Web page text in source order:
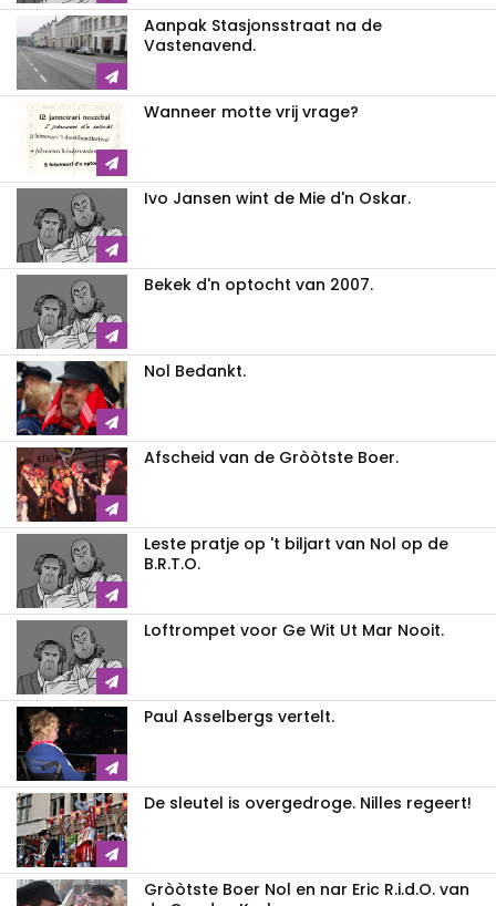
Aanpak Stasjonsstraat na de
Vastenavend.
Wanneer motte vrij vrage?
Ivo Jansen wint de Mie d'n Oskar.
Bekek d'n optocht van 2007.
Nol Bedankt.
Afscheid van de Gròòtste Boer.
Leste pratje op 't biljart van Nol op de
B.R.T.O.
Loftrompet voor Ge Wit Ut Mar Nooit.
Paul Asselbergs vertelt.
De sleutel is overgedroge. Nilles regeert!
Gròòtste Boer Nol en nar Eric R.i.d.O. van